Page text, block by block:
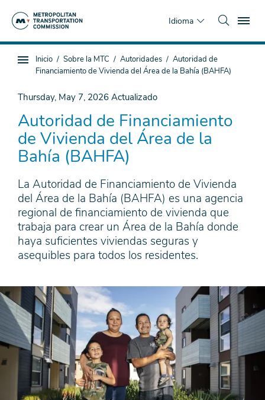
Idioma
Navegación
subpágina
Estás
aquí
Inicio Sobre la MTC Autoridades
Autoridad de
Financiamiento de Vivienda del Área de la Bahía (BAHFA)
Thursday, May 7, 2026 Actualizado
Autoridad de Financiamiento
de Vivienda del Área de la
Bahía (BAHFA)
La Autoridad de Financiamiento de Vivienda
del Área de la Bahía (BAHFA) es una agencia
regional de financiamiento de vivienda que
trabaja para crear un Área de la Bahía donde
haya suficientes viviendas seguras y
asequibles para todos los residentes.